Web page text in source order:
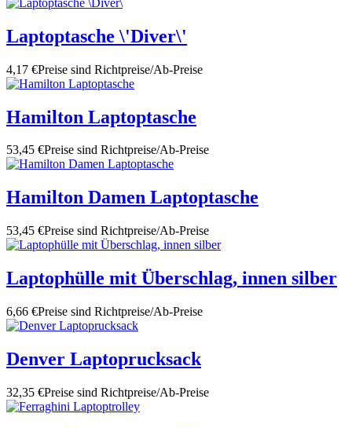
Laptoptasche \'Diver\'
4,17 €Preise sind Richtpreise/Ab-Preise
Hamilton Laptoptasche
53,45 €Preise sind Richtpreise/Ab-Preise
Hamilton Damen Laptoptasche
53,45 €Preise sind Richtpreise/Ab-Preise
Laptophülle mit Überschlag, innen silber
6,66 €Preise sind Richtpreise/Ab-Preise
Denver Laptoprucksack
32,35 €Preise sind Richtpreise/Ab-Preise